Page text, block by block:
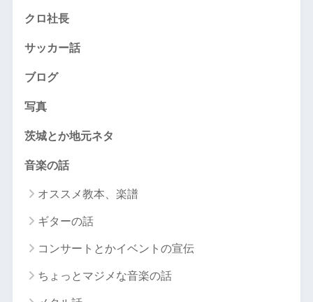
クロ社長
サッカー話
ブログ
写真
茨城とか地元ネタ
音楽の話
オススメ教本、楽譜
ギターの話
コンサートとかイベントの宣伝
ちょっとマジメな音楽の話